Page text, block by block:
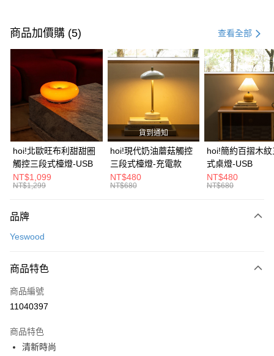
信用卡一次付款
信用卡分期付款
3 期 0 利率 每期 21家銀行
合作金庫商業銀行
第一商業銀行
華南商業銀行
彰化商業銀行
上海商業儲蓄銀行
台北富邦商業銀行
國泰世華商業銀行
兆豐國際商業銀行
臺灣中小企業銀行
台中商業銀行
匯豐（台灣）商業銀行
華泰商業銀行
聯邦商業銀行
遠東國際商業銀行
元大商業銀行
台灣樂天信用卡公司
6 期 0 利率 每期NT$2,499 21家銀行
合作金庫商業銀行
第一商業銀行
華南商業銀行
彰化商業銀行
上海商業儲蓄銀行
台北富邦商業銀行
國泰世華商業銀行
兆豐國際商業銀行
臺灣中小企業銀行
台中商業銀行
匯豐（台灣）商業銀行
聯邦商業銀行
玉山商業銀行
台灣樂天信用卡公司
LINE Pay
Apple Pay
街口支付
AFTEE先享後付
【關於「AFTEE先享後付」】
AFTEE先享後付是「在收到商品之後才付款」的支付方式。 讓您購物簡單
便利好安心！
３．安心：先確認商品／服務後，再付款。
【「AFTEE先享後付」結帳流程】
結帳頁面，進行簡訊認證並確認金額後，即可完成結帳。
３．收到繳費通知簡訊後14天內，點擊此簡訊中的連結，可透過四大超商／
ATM／網路銀行／等多元方式進行付款，方視為交易完成。
每筆NT$99，滿NT$799(含以上)免運費
商品加價購 (5) 查看全部
hoi!北歐旺布利甜甜圈
觸控三段式檯燈-USB
NT$1,099
NT$1,299
貨到通知
hoi!現代奶油蘑菇觸控
三段式檯燈-充電款
NT$480
NT$680
hoi!簡約百摺木
式桌燈-USB
NT$480
NT$680
品牌
Yeswood
商品特色
商品編號
11040397
商品特色
清新時尚